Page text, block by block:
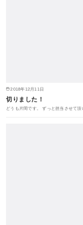
2018年12月11日
切りました！
どうも片岡です。 ずっと担当させて